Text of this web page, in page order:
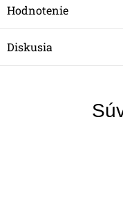
Hodnotenie
Diskusia